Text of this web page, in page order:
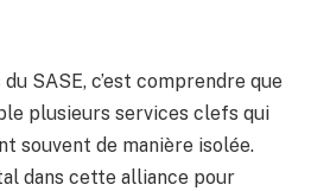
SASE, c’est comprendre que
plusieurs services clefs qui
souvent de manière isolée.
dans cette alliance pour